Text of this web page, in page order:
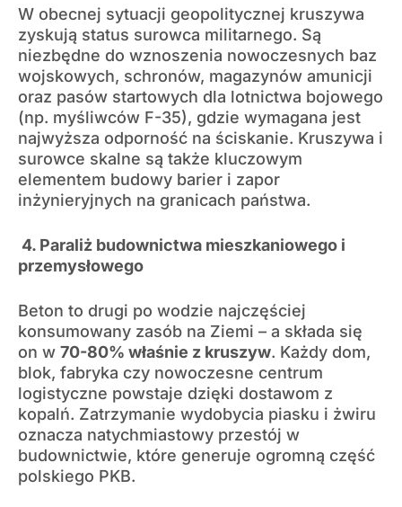
W obecnej sytuacji geopolitycznej kruszywa
zyskują status surowca militarnego. Są
niezbędne do wznoszenia nowoczesnych baz
wojskowych, schronów, magazynów amunicji
oraz pasów startowych dla lotnictwa bojowego
(np. myśliwców F-35), gdzie wymagana jest
najwyższa odporność na ściskanie. Kruszywa i
surowce skalne są także kluczowym
elementem budowy barier i zapor
inżynieryjnych na granicach państwa.
4. Paraliż budownictwa mieszkaniowego i
przemysłowego
Beton to drugi po wodzie najczęściej
konsumowany zasób na Ziemi – a składa się
on w 70-80% właśnie z kruszyw. Każdy dom,
blok, fabryka czy nowoczesne centrum
logistyczne powstaje dzięki dostawom z
kopalń. Zatrzymanie wydobycia piasku i żwiru
oznacza natychmiastowy przestój w
budownictwie, które generuje ogromną część
polskiego PKB.